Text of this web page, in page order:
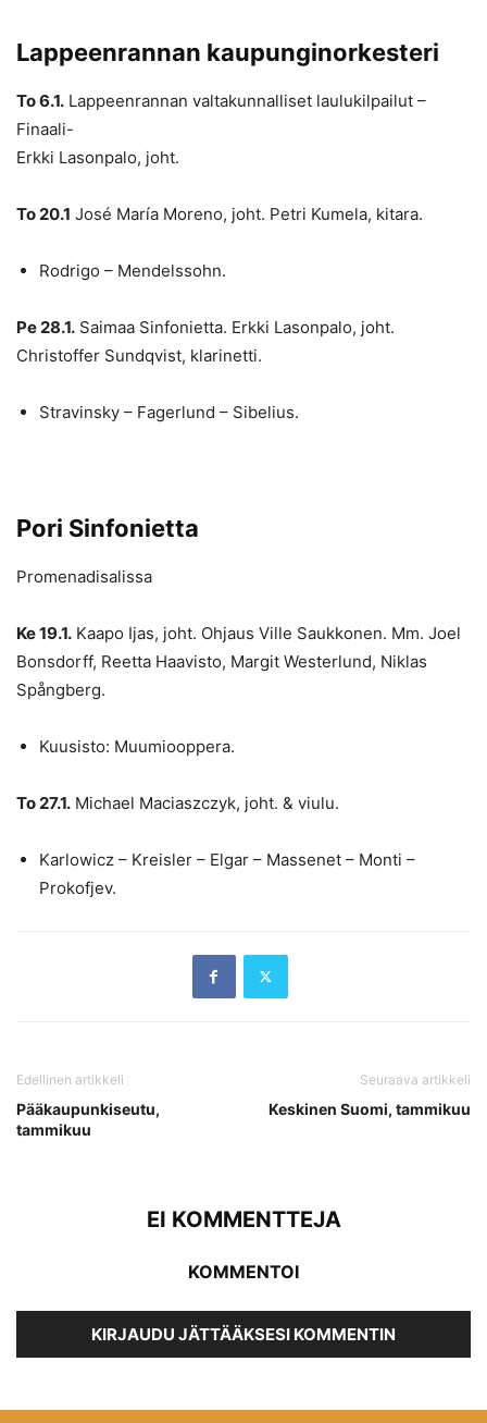
Lappeenrannan kaupunginorkesteri
To 6.1. Lappeenrannan valtakunnalliset laulukilpailut –
Finaali-
Erkki Lasonpalo, joht.
To 20.1 José María Moreno, joht. Petri Kumela, kitara.
Rodrigo – Mendelssohn.
Pe 28.1. Saimaa Sinfonietta. Erkki Lasonpalo, joht.
Christoffer Sundqvist, klarinetti.
Stravinsky – Fagerlund – Sibelius.
Pori Sinfonietta
Promenadisalissa
Ke 19.1. Kaapo Ijas, joht. Ohjaus Ville Saukkonen. Mm. Joel
Bonsdorff, Reetta Haavisto, Margit Westerlund, Niklas
Spångberg.
Kuusisto: Muumiooppera.
To 27.1. Michael Maciaszczyk, joht. & viulu.
Karlowicz – Kreisler – Elgar – Massenet – Monti –
Prokofjev.
Edellinen artikkeli
Pääkaupunkiseutu,
tammikuu
Seuraava artikkeli
Keskinen Suomi, tammikuu
EI KOMMENTTEJA
KOMMENTOI
KIRJAUDU JÄTTÄÄKSESI KOMMENTIN